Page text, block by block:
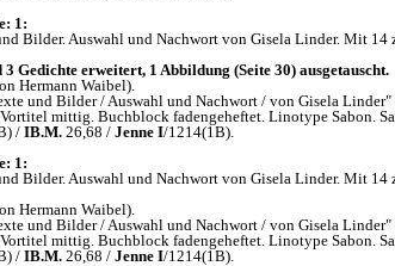
1:
Bilder. Auswahl und Nachwort von Gisela Linder. Mit
Gedichte erweitert, 1 Abbildung (Seite 30) ausgetauscht.
Hermann Waibel).
und Bilder / Auswahl und Nachwort / von Gisela
mittig. Buchblock fadengeheftet. Linotype Sabon.
/IB.M. 26,68 / Jenne I/1214(1B).
1:
Bilder. Auswahl und Nachwort von Gisela Linder. Mit
Hermann Waibel).
und Bilder / Auswahl und Nachwort / von Gisela
mittig. Buchblock fadengeheftet. Linotype Sabon.
/IB.M. 26,68 / Jenne I/1214(1B).